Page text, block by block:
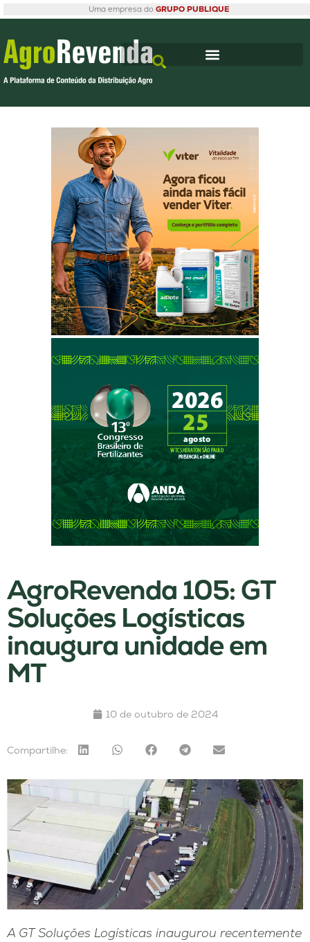
Uma empresa do GRUPO PUBLIQUE
AgroRevenda 105: GT
Soluções Logísticas
inaugura unidade em
MT
10 de outubro de 2024
Compartilhe:
A GT Soluções Logísticas inaugurou recentemente